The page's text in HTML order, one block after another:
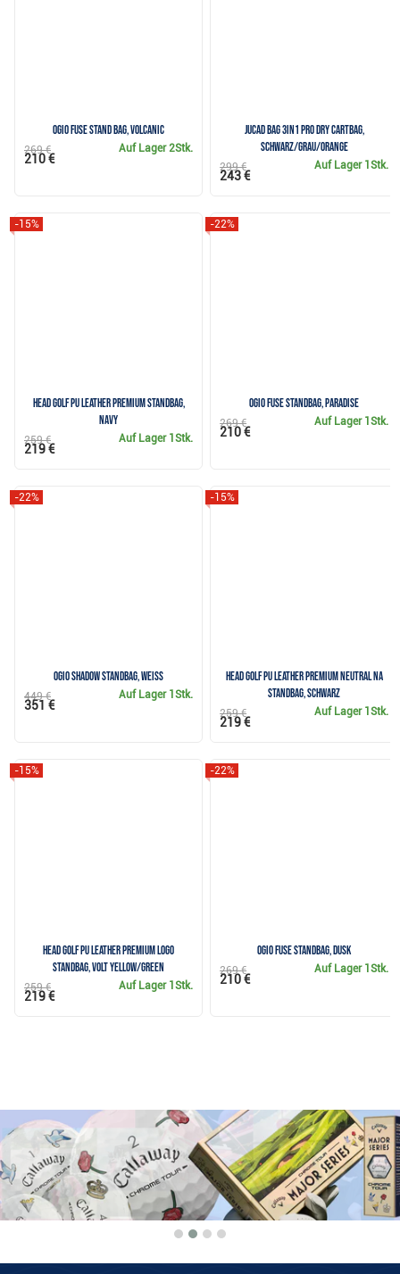
Ogio Fuse stand bag, volcanic
Auf Lager 2Stk.
269 €
210 €
JuCad Bag 3in1 Pro Dry Cartbag,
schwarz/grau/orange
Auf Lager 1Stk.
299 €
243 €
Head Golf PU Leather Premium Standbag,
Navy
-15%
Auf Lager 1Stk.
259 €
219 €
Ogio Fuse Standbag, paradise
-22%
Auf Lager 1Stk.
269 €
210 €
Ogio Shadow Standbag, weiss
-22%
Auf Lager 1Stk.
449 €
351 €
Head Golf PU Leather Premium Neutral NA
Standbag, Schwarz
-15%
Auf Lager 1Stk.
259 €
219 €
Head Golf PU Leather Premium Logo
Standbag, volt yellow/green
-15%
Auf Lager 1Stk.
259 €
219 €
Ogio Fuse Standbag, dusk
-22%
Auf Lager 1Stk.
269 €
210 €